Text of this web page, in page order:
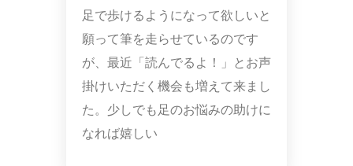
足で歩けるようになって欲しいと
願って筆を走らせているのです
が、最近「読んでるよ！」とお声
掛けいただく機会も増えて来まし
た。少しでも足のお悩みの助けに
なれば嬉しい